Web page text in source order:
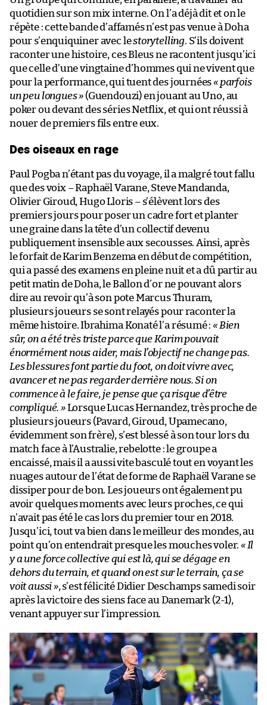
quotidien sur son mix interne. On l’a déjà dit et on le
répète : cette bande d’affamés n’est pas venue à Doha
pour s’enquiquiner avec lestorytelling. S’ils doivent
raconter une histoire, ces Bleus ne racontent jusqu’ici
que celle d’une vingtaine d’hommes qui ne vivent que
pour la performance, qui tuent des journées« parfois
un peu longues »(Guendouzi) en jouant au Uno, au
poker ou devant des séries Netflix, et qui ont réussi à
nouer de premiers fils entre eux.
Des oiseaux en rage
Paul Pogba n’étant pas du voyage, il a malgré tout fallu
que des voix – Raphaël Varane, Steve Mandanda,
Olivier Giroud, Hugo Lloris – s’élèvent lors des
premiers jours pour poser un cadre fort et planter
une graine dans la tête d’un collectif devenu
publiquement insensible aux secousses. Ainsi, après
le forfait de Karim Benzema en début de compétition,
qui a passé des examens en pleine nuit et a dû partir au
petit matin de Doha, le Ballon d’or ne pouvant alors
dire au revoir qu’à son pote Marcus Thuram,
plusieurs joueurs se sont relayés pour raconter la
même histoire. Ibrahima Konaté l’a résumé :« Bien
sûr, on a été très triste parce que Karim pouvait
énormément nous aider, mais l’objectif ne change pas.
Les blessures font partie du foot, on doit vivre avec,
avancer et ne pas regarder derrière nous. Si on
commence à le faire, je pense que ça risque d’être
compliqué. »Lorsque Lucas Hernandez, très proche de
plusieurs joueurs (Pavard, Giroud, Upamecano,
évidemment son frère), s’est blessé à son tour lors du
match face à l’Australie, rebelotte : le groupe a
encaissé, mais il a aussi vite basculé tout en voyant les
nuages autour de l’état de forme de Raphaël Varane se
dissiper pour de bon. Les joueurs ont également pu
avoir quelques moments avec leurs proches, ce qui
n’avait pas été le cas lors du premier tour en 2018.
Jusqu’ici, tout va bien dans le meilleur des mondes, au
point qu’on entendrait presque les mouches voler.« Il
y a une force collective qui est là, qui se dégage en
dehors du terrain, et quand on est sur le terrain, ça se
voit aussi », s’est félicité Didier Deschamps samedi soir
après la victoire des siens face au Danemark (2-1),
venant appuyer sur l’impression.